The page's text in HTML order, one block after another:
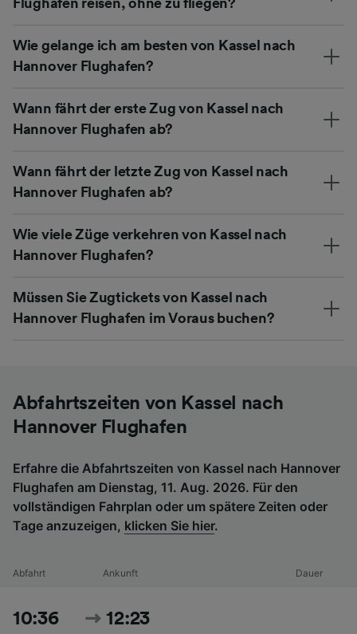
Flughafen reisen, ohne zu fliegen?
Wie gelange ich am besten von Kassel nach
Hannover Flughafen?
Wann fährt der erste Zug von Kassel nach
Hannover Flughafen ab?
Wann fährt der letzte Zug von Kassel nach
Hannover Flughafen ab?
Wie viele Züge verkehren von Kassel nach
Hannover Flughafen?
Müssen Sie Zugtickets von Kassel nach
Hannover Flughafen im Voraus buchen?
Abfahrtszeiten von Kassel nach
Hannover Flughafen
Erfahre die Abfahrtszeiten von Kassel nach Hannover
Flughafen am Dienstag, 11. Aug. 2026. Für den
vollständigen Fahrplan oder um spätere Zeiten oder
Tage anzuzeigen, klicken Sie hier.
Abfahrt Ankunft Dauer
10:36 12:23